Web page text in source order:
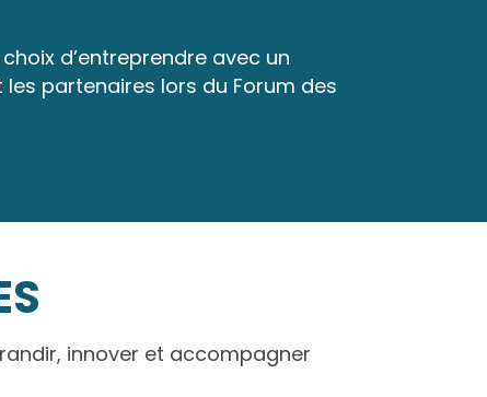
d’entreprendre avec un
partenaires lors du Forum des
innover et accompagner